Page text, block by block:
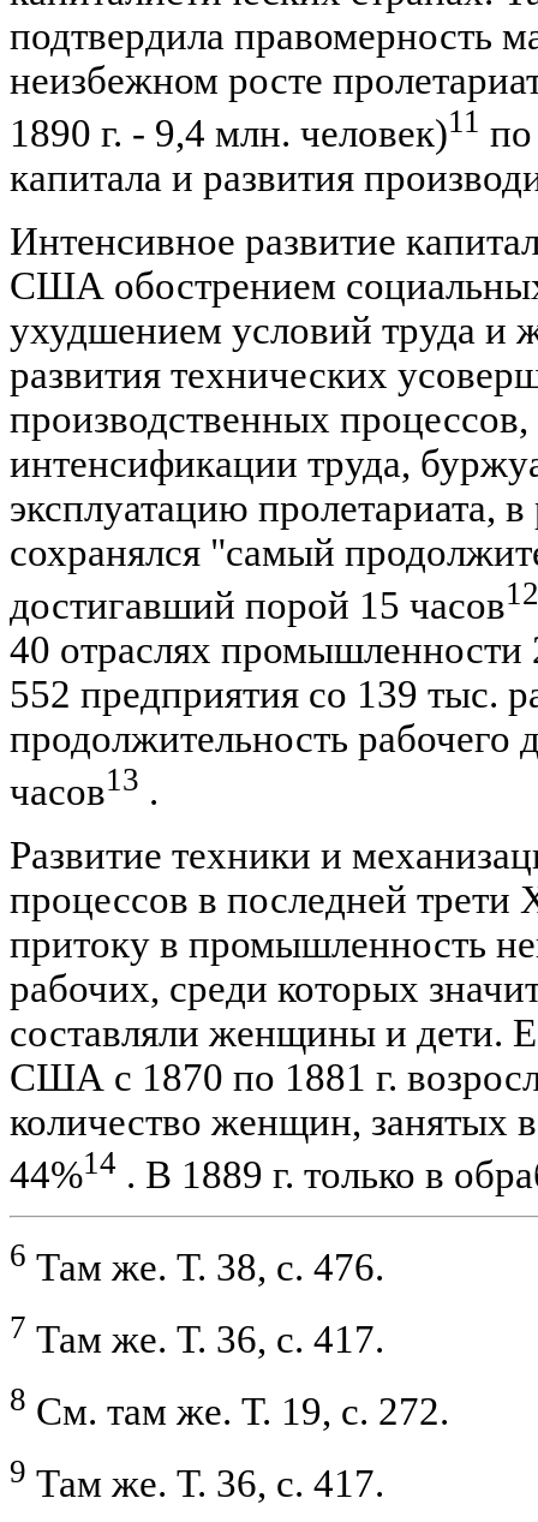
подтвердила правомерность
неизбежном росте
1890 г. - 9,4 млн. человек)11
капитала и развития
Интенсивное развитие
США обострением
ухудшением условий труда и
развития технических
производственных
интенсификации труда,
эксплуатацию пролетариата,
сохранялся "самый
достигавший порой 15 часов12
40 отраслях
552 предприятия со 139 тыс.
продолжительность рабочего
часов13 .
Развитие техники и
процессов в последней трети
притоку в промышленность
рабочих, среди которых
составляли женщины и дети.
США с 1870 по 1881 г.
количество женщин, занятых
44%14 . В 1889 г. только в
6 Там же. Т. 38, с. 476.
7 Там же. Т. 36, с. 417.
8 См. там же. Т. 19, с. 272.
9 Там же. Т. 36, с. 417.